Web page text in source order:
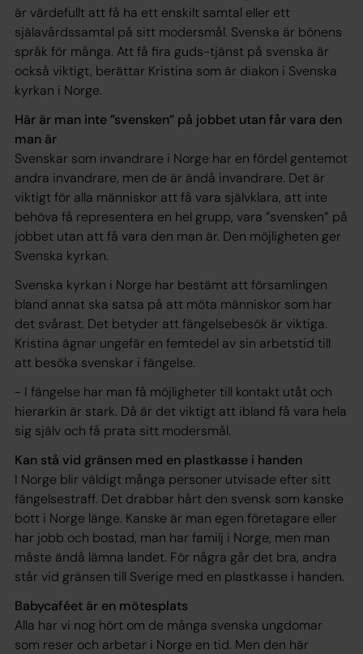
är värdefullt att få ha ett enskilt samtal eller ett
själavårdssamtal på sitt modersmål. Svenska är bönens
språk för många. Att få fira guds-tjänst på svenska är
också viktigt, berättar Kristina som är diakon i Svenska
kyrkan i Norge.
Här är man inte ”svensken” på jobbet utan får vara den
man är
Svenskar som invandrare i Norge har en fördel gentemot
andra invandrare, men de är ändå invandrare. Det är
viktigt för alla människor att få vara självklara, att inte
behöva få representera en hel grupp, vara ”svensken” på
jobbet utan att få vara den man är. Den möjligheten ger
Svenska kyrkan.
Svenska kyrkan i Norge har bestämt att församlingen
bland annat ska satsa på att möta människor som har
det svårast. Det betyder att fängelsebesök är viktiga.
Kristina ägnar ungefär en femtedel av sin arbetstid till
att besöka svenskar i fängelse.
- I fängelse har man få möjligheter till kontakt utåt och
hierarkin är stark. Då är det viktigt att ibland få vara hela
sig själv och få prata sitt modersmål.
Kan stå vid gränsen med en plastkasse i handen
I Norge blir väldigt många personer utvisade efter sitt
fängelsestraff. Det drabbar hårt den svensk som kanske
bott i Norge länge. Kanske är man egen företagare eller
har jobb och bostad, man har familj i Norge, men man
måste ändå lämna landet. För några går det bra, andra
står vid gränsen till Sverige med en plastkasse i handen.
Babycaféet är en mötesplats
Alla har vi nog hört om de många svenska ungdomar
som reser och arbetar i Norge en tid. Men den här